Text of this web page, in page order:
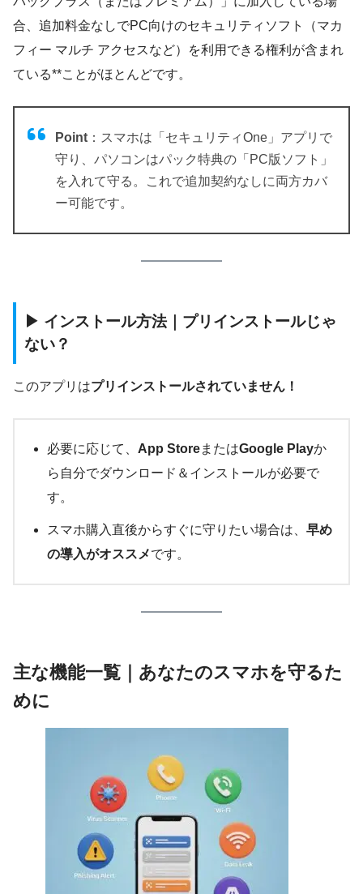
合、追加料金なしでPC向けのセキュリティソフト（マカ
フィー マルチ アクセスなど）を利用できる権利が含まれ
ている**ことがほとんどです。
Point ：スマホは「セキュリティOne」アプリで
守り、パソコンはパック特典の「PC版ソフト」
を入れて守る。これで追加契約なしに両方カバ
ー可能です。
▶ インストール方法｜プリインストールじゃ
ない？
このアプリはプリインストールされていません！
必要に応じて、 App StoreまたはGoogle Playか
ら自分でダウンロード＆インストールが必要で
す。
スマホ購入直後からすぐに守りたい場合は、 早め
の導入がオススメです。
主な機能一覧｜あなたのスマホを守るた
めに